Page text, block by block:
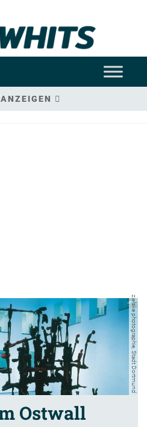
zielske photographie, Stadt Dortmund
Ostwall